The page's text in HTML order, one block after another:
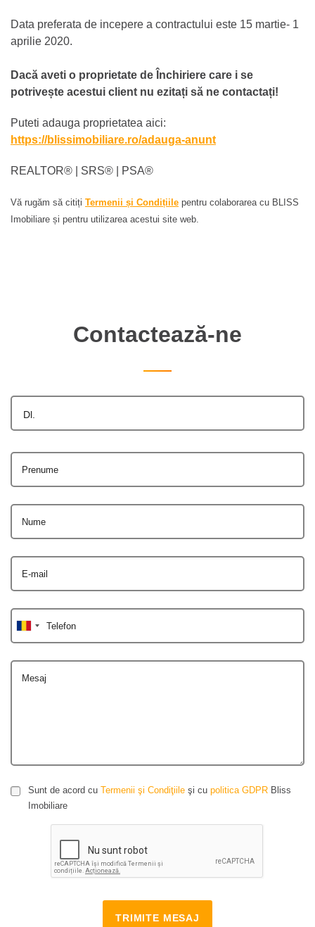
Data preferata de incepere a contractului este 15 martie- 1
aprilie 2020.
Dacă aveti o proprietate de Închiriere care i se
potrivește acestui client nu ezitați să ne contactați!
Puteti adauga proprietatea aici:
https://blissimobiliare.ro/adauga-anunt
REALTOR®️ | SRS®️ | PSA®️
Vă rugăm să citiți Termenii și Condițiile pentru colaborarea cu BLISS
Imobiliare și pentru utilizarea acestui site web.
Contactează-ne
Dl.
Prenume
Nume
E-mail
Telefon
Mesaj
Sunt de acord cu Termenii şi Condiţiile şi cu politica GDPR Bliss
Imobiliare
TRIMITE MESAJ